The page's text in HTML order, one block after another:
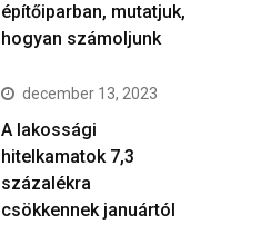
építőiparban, mutatjuk,
hogyan számoljunk
december 13, 2023
A lakossági
hitelkamatok 7,3
százalékra
csökkennek januártól